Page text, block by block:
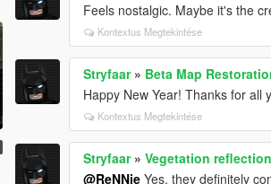
Feels nostalgic. Maybe it's the
Kontextus Megtekintése
Stryfaar» Beta Map
Happy New Year! Thanks for all
Kontextus Megtekintése
Stryfaar»Vegetation
@ReNNie Yes, they definitely